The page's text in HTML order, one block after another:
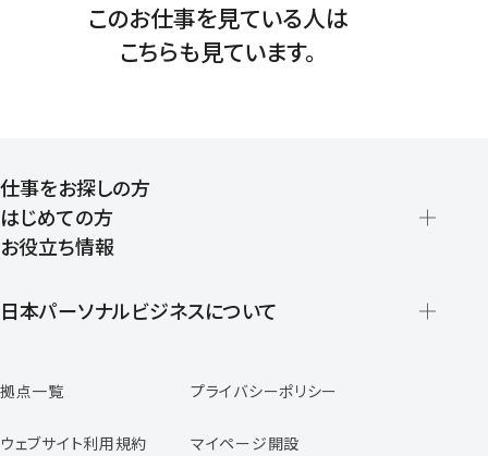
このお仕事を見ている人は
こちらも見ています。
仕事をお探しの方
はじめての方
登録から就業開始までの流れ
お役立ち情報
日本パーソナルビジネスについて
スタッフの声
専任コンサルタントの声
拠点一覧 プライバシーポリシー
ウェブサイト利用規約 マイページ開設